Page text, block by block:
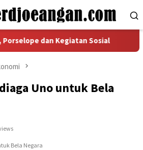
dan Kegiatan Sosial
Uno untuk Bela